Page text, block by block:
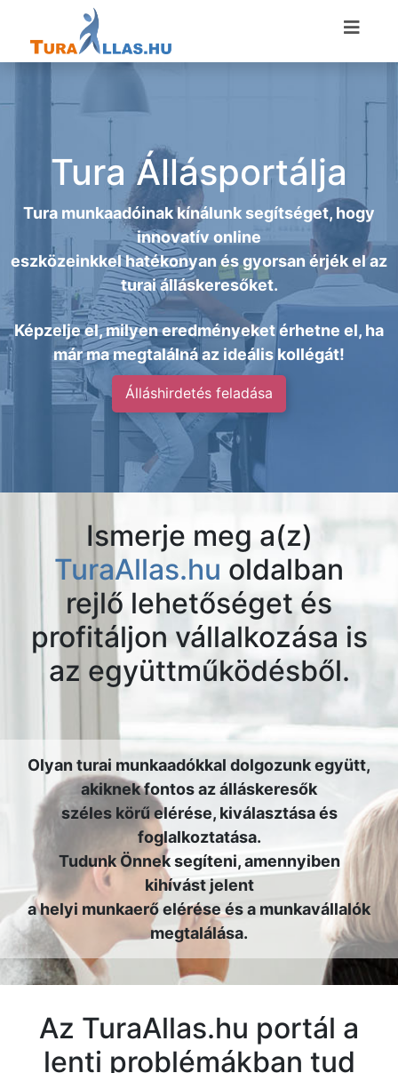
Tura Állásportálja
Tura munkaadóinak kínálunk segítséget, hogy
innovatív online
eszközeinkkel hatékonyan és gyorsan érjék el az
turai álláskeresőket.
Képzelje el, milyen eredményeket érhetne el, ha
már ma megtalálná az ideális kollégát!
Álláshirdetés feladása
Ismerje meg a(z)
TuraAllas.hu oldalban
rejlő lehetőséget és
profitáljon vállalkozása is
az együttműködésből.
Olyan turai munkaadókkal dolgozunk együtt,
akiknek fontos az álláskeresők
széles körű elérése, kiválasztása és
foglalkoztatása.
Tudunk Önnek segíteni, amennyiben
kihívást jelent
a helyi munkaerő elérése és a munkavállalók
megtalálása.
Az TuraAllas.hu portál a
lenti problémákban tud